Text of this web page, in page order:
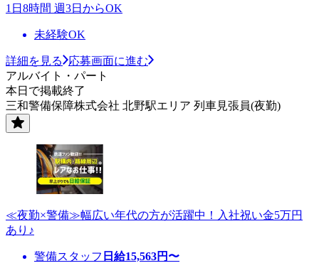
1日8時間 週3日からOK
未経験OK
詳細を見る
応募画面に進む
アルバイト・パート
本日で掲載終了
三和警備保障株式会社 北野駅エリア 列車見張員(夜勤)
≪夜勤×警備≫幅広い年代の方が活躍中！入社祝い金5万円
あり♪
警備スタッフ 日給15,563円〜